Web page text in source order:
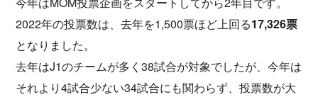
2022年の投票数は、去年を1,500票ほど上回る17,326票
となりました。
去年はJ1のチームが多く38試合が対象でしたが、今年は
それより4試合少ない34試合にも関わらず、投票数が大